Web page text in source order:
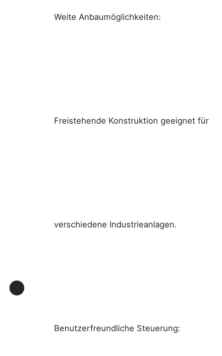
Weite Anbaumöglichkeiten:
Freistehende Konstruktion geeignet für
verschiedene Industrieanlagen.
Benutzerfreundliche Steuerung: